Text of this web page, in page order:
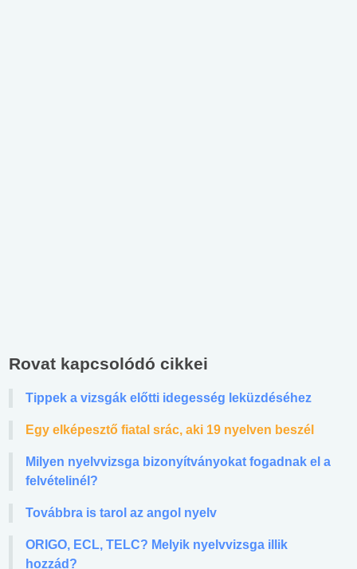
Rovat kapcsolódó cikkei
Tippek a vizsgák előtti idegesség leküzdéséhez
Egy elképesztő fiatal srác, aki 19 nyelven beszél
Milyen nyelvvizsga bizonyítványokat fogadnak el a
felvételinél?
Továbbra is tarol az angol nyelv
ORIGO, ECL, TELC? Melyik nyelvvizsga illik
hozzád?